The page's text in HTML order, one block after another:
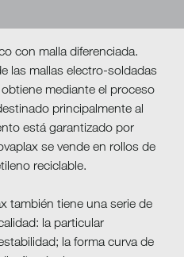
con malla diferenciada.
las mallas electro-soldadas
mediante el proceso
principalmente al
está garantizado por
se vende en rollos de
reciclable.
también tiene una serie de
la particular
la forma curva de